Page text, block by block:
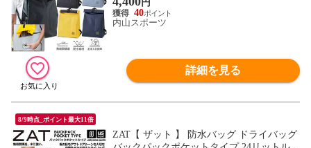
グ アウトドア モリト MORITO 】【翌日配
達対象】[自社]
円
40
内山スポーツ
詳細を見る
8/9時点_ポイント最大11倍
ZAT【 ザット 】 防水バッグ ドライバッグ